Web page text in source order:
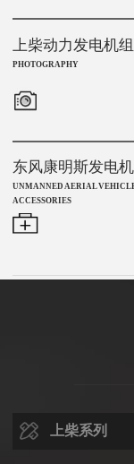
上柴动力发电机组
PHOTOGRAPHY
东风康明斯发电
UNMANNED AERIAL
ACCESSORIES
上柴系列